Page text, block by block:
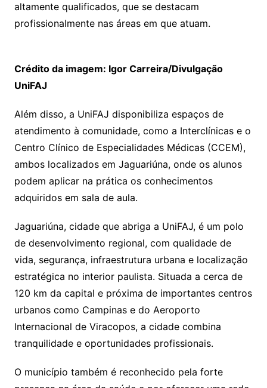
altamente qualificados, que se destacam
profissionalmente nas áreas em que atuam.
Crédito da imagem: Igor Carreira/Divulgação
UniFAJ
Além disso, a UniFAJ disponibiliza espaços de
atendimento à comunidade, como a Interclínicas e o
Centro Clínico de Especialidades Médicas (CCEM),
ambos localizados em Jaguariúna, onde os alunos
podem aplicar na prática os conhecimentos
adquiridos em sala de aula.
Jaguariúna, cidade que abriga a UniFAJ, é um polo
de desenvolvimento regional, com qualidade de
vida, segurança, infraestrutura urbana e localização
estratégica no interior paulista. Situada a cerca de
120 km da capital e próxima de importantes centros
urbanos como Campinas e do Aeroporto
Internacional de Viracopos, a cidade combina
tranquilidade e oportunidades profissionais.
O município também é reconhecido pela forte